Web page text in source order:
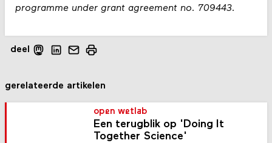
programme under grant agreement no. 709443.
deel
gerelateerde artikelen
open wetlab
Een terugblik op 'Doing It
Together Science'